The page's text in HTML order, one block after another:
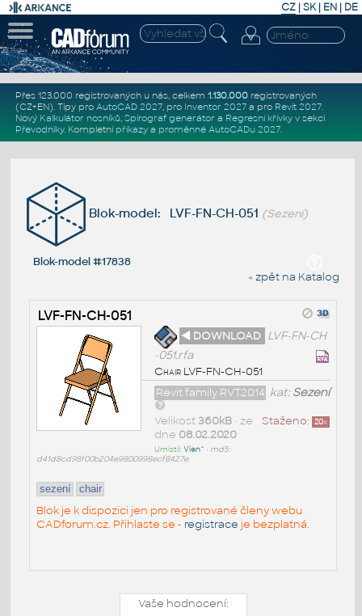
CZ | SK| EN | DE
Přes 123.000 registrovaných u nás, celkem 1.130.000registrovaných
(CZ+EN). Tipy pro AutoCAD 2027, pro Inventor 2027a pro Revit 2027.
Nový Kalkulátor nosníků, Spirograf generátor a Regresní křivkyv sekci
Převodníky. Kompletní příkazya proměnné AutoCADu 2027.
Blok-model: LVF-FN-CH-051 (Sezení)
Blok-model #17838
« zpět na Katalog
LVF-FN-CH-051
◄ DOWNLOAD LVF-FN-CH
-051.rfa
Chair LVF-FN-CH-051
kat:Sezení
Revit family RVT2014
Staženo: 20x
Velikost360kB• ze
dne 08.02.2020
Umístil:Vien^ • md5:
d41d8cd98f00b204e9800998ecf8427e
sezení chair
Blok je k dispozici jen pro registrované členy webu
CADforum.cz. Přihlaste se - registrace je bezplatná.
Vaše hodnocení: